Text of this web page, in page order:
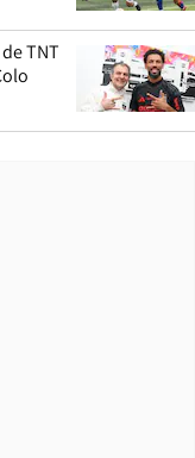
TNT